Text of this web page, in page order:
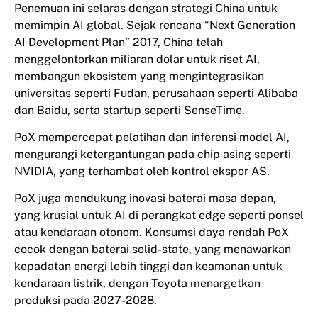
Penemuan ini selaras dengan strategi China untuk
memimpin AI global. Sejak rencana “Next Generation
AI Development Plan” 2017, China telah
menggelontorkan miliaran dolar untuk riset AI,
membangun ekosistem yang mengintegrasikan
universitas seperti Fudan, perusahaan seperti Alibaba
dan Baidu, serta startup seperti SenseTime.
PoX mempercepat pelatihan dan inferensi model AI,
mengurangi ketergantungan pada chip asing seperti
NVIDIA, yang terhambat oleh kontrol ekspor AS.
PoX juga mendukung inovasi baterai masa depan,
yang krusial untuk AI di perangkat edge seperti ponsel
atau kendaraan otonom. Konsumsi daya rendah PoX
cocok dengan baterai solid-state, yang menawarkan
kepadatan energi lebih tinggi dan keamanan untuk
kendaraan listrik, dengan Toyota menargetkan
produksi pada 2027-2028.